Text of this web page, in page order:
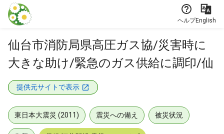
本文に飛ぶ
ヘルプEnglish
仙台市消防局県高圧ガス協/災害時に
大きな助け/緊急のガス供給に調印/仙
提供元サイトで表示
東日本大震災 (2011) 震災への備え 被災状況